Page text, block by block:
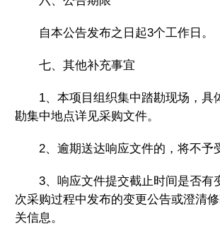
自本公告发布之日起3个工作日。
七、其他补充事宜
1、本项目组织集中踏勘现场，具
勘集中地点详见采购文件。
2、逾期送达响应文件的，将不予
3、响应文件提交截止时间是否有
次采购过程中发布的变更公告或澄清
关信息。